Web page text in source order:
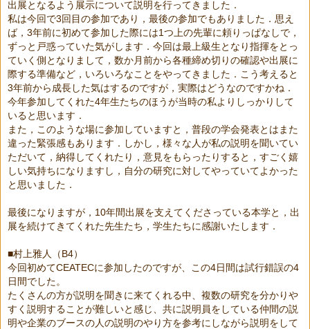
出展となるよう展示について説明を行ってきました．
私は今回で3回目の参加であり，最後の参加でもありました．思え
ば， 3年前に初めて参加した際には1つ上の先輩に頼りっぱなしで，
ずっと戸惑っていた気がします．今回は最上級生となり指揮をとっ
ていく側となりまして，数か月前から各種締め切りの確認や出展に
際する準備など，いろいろなことをやってきました．こう考えると
3年前から成長した気はするのですが，実際はどうなのですかね．
今年参加してくれた4年生たちのほうが当時の私よりしっかりして
いると思います．
また，このような場に参加していますと，普段の学会発表とはまた
違った緊張感もあります．しかし，様々な人が私の説明を聞いてい
ただいて，納得してくれたり，意見をもらったりすると，すごく嬉
しい気持ちになりますし，自分の研究に対してやっていてよかった
と思いました．
最後になりますが， 10年間出展を支えてくださっている本学と，出
展を続けてきてくれた先生たち，学生たちに感謝いたします．
■村上雅人（B4）
今回初めてCEATECに参加したのですが、この4日間は試行錯誤の4
日間でした。
たくさんの方が説明を聞きに来てくれる中、複数の研究を分かりや
すく説明することが難しいと感じ、共に説明員をしている仲間の説
明や企業のブースの人の説明のやり方を参考にしながら説明をして